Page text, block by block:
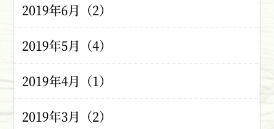
2019年6月（2）
2019年5月（4）
2019年4月（1）
2019年3月（2）